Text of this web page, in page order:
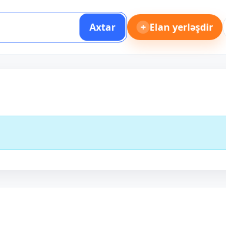
Axtar + Elan yerləşdir